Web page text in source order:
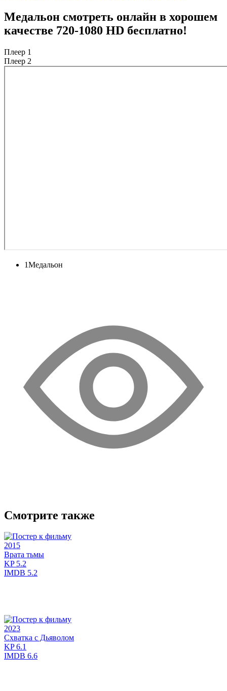
Медальон смотреть онлайн в хорошем
качестве 720-1080 HD бесплатно!
Плеер 1
Плеер 2
1Медальон
Смотрите также
2015
Врата тьмы
KP5.2
IMDB 5.2
2023
Схватка с Дьяволом
KP6.1
IMDB 6.6